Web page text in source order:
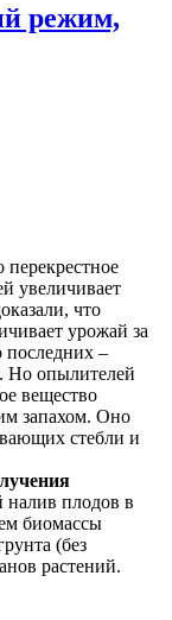
режим,
увеличивает
что
урожай за
последних –
Но опылителей
вещество
запахом. Оно
стебли и
плодов в
биомассы
(без
растений.